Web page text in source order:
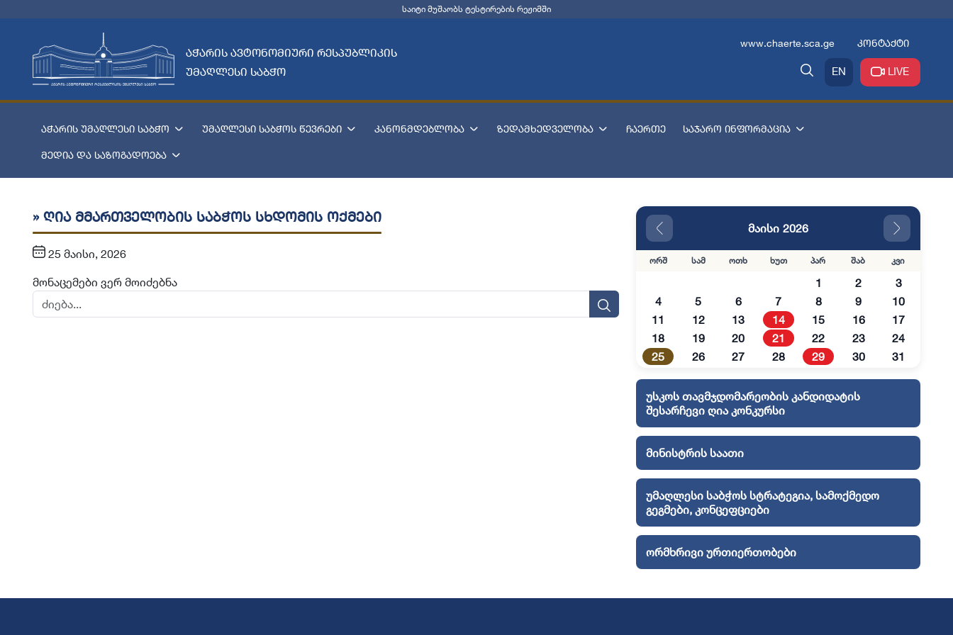
საიტი მუშაობს ტესტირების რეჟიმში
აჭარის ავტონომიური რესპუბლიკის
უმაღლესი საბჭო
www.chaerte.sca.ge კონტაქტი
EN LIVE
აჭარის უმაღლესი საბჭო უმაღლესი საბჭოს წევრები კანონმდებლობა ზედამხედველობა ჩაერთე საჯარო ინფორმაცია
მედია და საზოგადოება
» ღია მმართველობის საბჭოს სხდომის ოქმები
25 მაისი, 2026
მონაცემები ვერ მოიძებნა
მაისი 2026
ორშ სამ ოთხ ხუთ პარ შაბ კვი
1 2
3
4
5 6 7 8 9
10
11
12 13 14 15 16
17
18
19 20 21 22 23
24
25
26 27 28 29 30 31
უსკოს თავმჯდომარეობის კანდიდატის
შესარჩევი ღია კონკურსი
მინისტრის საათი
უმაღლესი საბჭოს სტრატეგია, სამოქმედო
გეგმები, კონცეფციები
ორმხრივი ურთიერთობები